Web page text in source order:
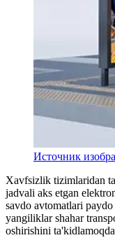
Источник
Xavfsizlik tizimlaridan
jadvali aks etgan
savdo avtomatlari
yangiliklar shahar
oshirishini